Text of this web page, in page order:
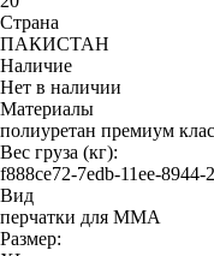
Страна
ПАКИСТАН
Наличие
Нет в наличии
Материалы
полиуретан премиум
Вес груза (кг):
f888ce72-7edb-11ee-8944-
Вид
перчатки для MMA
Размер: